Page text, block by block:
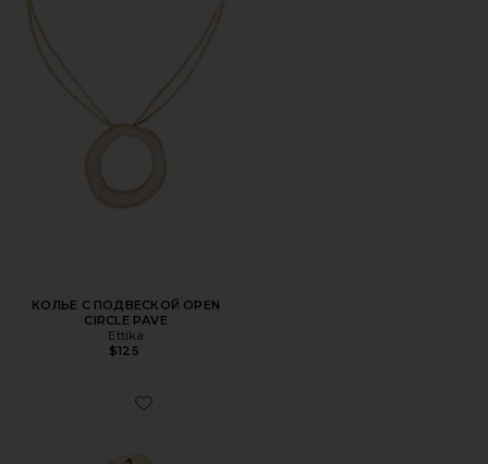
КОЛЬЕ С ПОДВЕСКОЙ OPEN
CIRCLE PAVE
Ettika
$125
Favorite КОЛЬЦО SOLENE